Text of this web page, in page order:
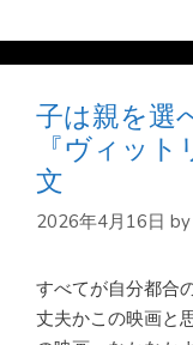
子は親を選
『ヴィッ
文
2026年4月16日 by
すべてが自分都合
丈夫かこの映画と